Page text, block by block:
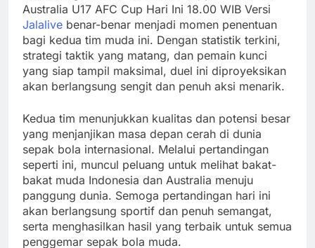
Australia U17 AFC Cup Hari Ini 18.00 WIB Versi
Jalalive benar-benar menjadi momen penentuan
bagi kedua tim muda ini. Dengan statistik terkini,
strategi taktik yang matang, dan pemain kunci
yang siap tampil maksimal, duel ini diproyeksikan
akan berlangsung sengit dan penuh aksi menarik.
Kedua tim menunjukkan kualitas dan potensi besar
yang menjanjikan masa depan cerah di dunia
sepak bola internasional. Melalui pertandingan
seperti ini, muncul peluang untuk melihat bakat-
bakat muda Indonesia dan Australia menuju
panggung dunia. Semoga pertandingan hari ini
akan berlangsung sportif dan penuh semangat,
serta menghasilkan hasil yang terbaik untuk semua
penggemar sepak bola muda.